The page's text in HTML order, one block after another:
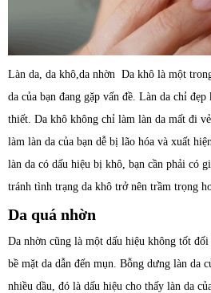
Làn da, da khô,da nhờn Da khô là một
da của bạn đang gặp vấn đề. Làn da chỉ
thiết. Da khô không chỉ làm làn da mất đi
làm làn da của bạn dễ bị lão hóa và xuất
làn da có dấu hiệu bị khô, bạn cần phải có
tránh tình trạng da khô trở nên trầm trọng
Da quá nhờn
Da nhờn cũng là một dấu hiệu không tốt
bề mặt da dẫn đến mụn. Bỗng dưng làn da
nhiều dầu, đó là dấu hiệu cho thấy làn da